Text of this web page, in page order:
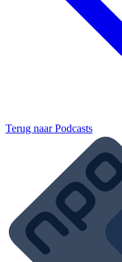
Terug naarPodcasts